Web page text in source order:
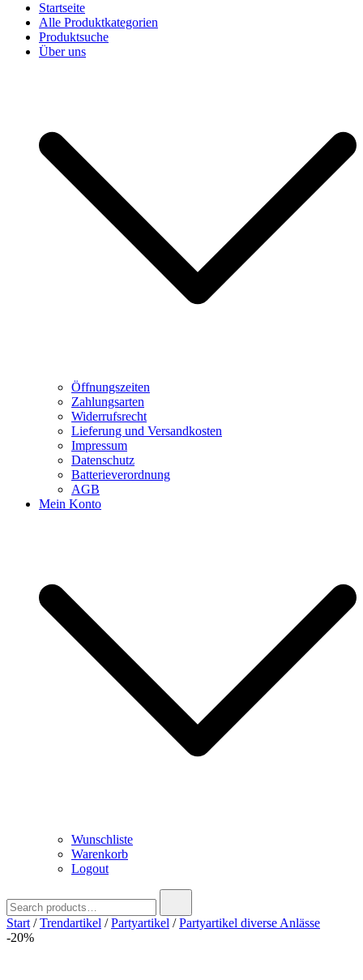
Startseite
Alle Produktkategorien
Produktsuche
Über uns
Öffnungszeiten
Zahlungsarten
Widerrufsrecht
Lieferung und Versandkosten
Impressum
Datenschutz
Batterieverordnung
AGB
Mein Konto
Wunschliste
Warenkorb
Logout
for:
Start /Trendartikel /Partyartikel /Partyartikel diverse Anlässe
-20%